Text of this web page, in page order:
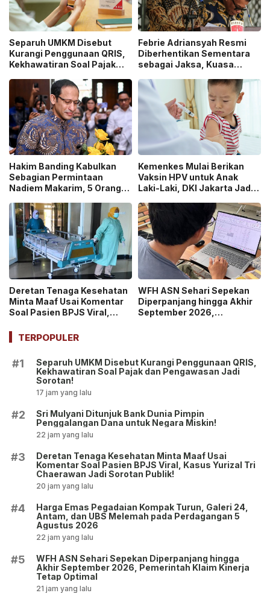
Separuh UMKM Disebut
Kurangi Penggunaan QRIS,
Kekhawatiran Soal Pajak
Sorotan!
Febrie Adriansyah Resmi
Diberhentikan Sementara
sebagai Jaksa, Kuasa
Praperadilan!
Hakim Banding Kabulkan
Sebagian Permintaan
Nadiem Makarim, 5 Orang
Kasus Chromebook!
Kemenkes Mulai Berikan
Vaksin HPV untuk Anak
Laki-Laki, DKI Jakarta Jadi
BIAS 2026
Deretan Tenaga Kesehatan
Minta Maaf Usai Komentar
Soal Pasien BPJS Viral,
Chaerawan Jadi Sorotan
Publik!
WFH ASN Sehari Sepekan
Diperpanjang hingga Akhir
September 2026,
TERPOPULER
#1
Separuh UMKM Disebut Kurangi Penggunaan QRIS,
Kekhawatiran Soal Pajak dan Pengawasan Jadi
Sorotan!
17 jam yang lalu
#2
Sri Mulyani Ditunjuk Bank Dunia Pimpin
Penggalangan Dana untuk Negara Miskin!
22 jam yang lalu
#3
Deretan Tenaga Kesehatan Minta Maaf Usai
Komentar Soal Pasien BPJS Viral, Kasus Yurizal Tri
Chaerawan Jadi Sorotan Publik!
20 jam yang lalu
#4
Harga Emas Pegadaian Kompak Turun, Galeri 24,
Antam, dan UBS Melemah pada Perdagangan 5
Agustus 2026
22 jam yang lalu
#5
WFH ASN Sehari Sepekan Diperpanjang hingga
Akhir September 2026, Pemerintah Klaim Kinerja
Tetap Optimal
21 jam yang lalu